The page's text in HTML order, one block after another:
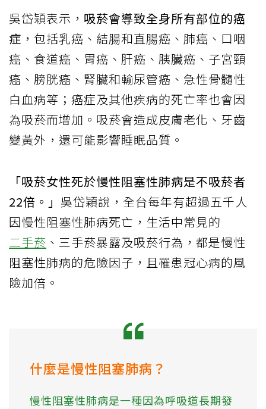
吳岱穎表示， 吸菸會導致全身所有部位的癌
症 ，包括乳癌、結腸和直腸癌、肺癌、口咽
癌、食道癌、胃癌、肝癌、胰臟癌、子宮頸
癌、膀胱癌、腎臟和輸尿管癌、急性骨髓性
白血病等；癌症及其他疾病的死亡率也會因
為吸菸而增加。吸菸會造成皮膚老化、牙齒
變黃外，還可能影響睡眠品質。
「吸菸女性死於慢性阻塞性肺病是不吸菸者
22倍。」 吳岱穎說，全台每年有超過五千人
因慢性阻塞性肺病死亡，生活中常見的
二手菸 、三手菸暴露及吸菸行為，都是慢性
阻塞性肺病的危險因子，且罹患冠心病的風
險加倍。
什麼是慢性阻塞肺病？
慢性阻塞性肺病是一種因為呼吸道長期發